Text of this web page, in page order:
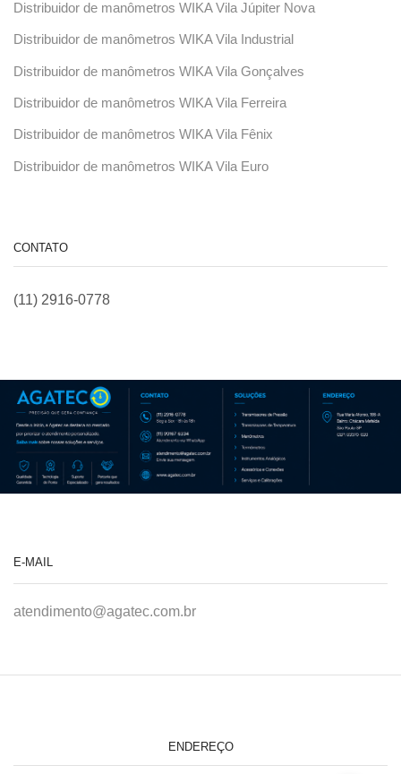
Distribuidor de manômetros WIKA Vila Júpiter Nova
Distribuidor de manômetros WIKA Vila Industrial
Distribuidor de manômetros WIKA Vila Gonçalves
Distribuidor de manômetros WIKA Vila Ferreira
Distribuidor de manômetros WIKA Vila Fênix
Distribuidor de manômetros WIKA Vila Euro
CONTATO
(11) 2916-0778
E-MAIL
atendimento@agatec.com.br
ENDEREÇO